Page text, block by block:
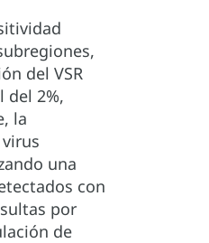
del VSR
del 2%,
la
una
con
por
de